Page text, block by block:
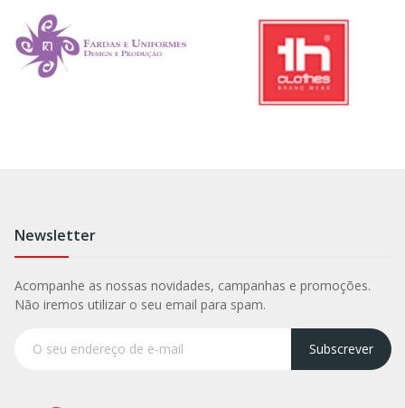
Newsletter
Acompanhe as nossas novidades, campanhas e promoções.
Não iremos utilizar o seu email para spam.
Subscrever